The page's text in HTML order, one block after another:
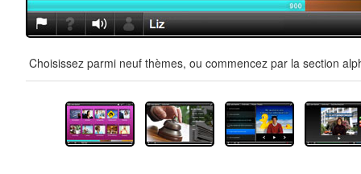
Choisissez parmi neuf thèmes, ou commencez par la section